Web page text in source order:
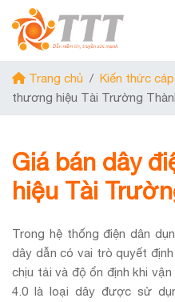
Trang chủ / Kiến thức
thương hiệu Tài Trường
Giá bán dây
hiệu Tài
Trong hệ thống điện dân
dây dẫn có vai trò quyết
chịu tải và độ ổn định khi vận
4.0 là loại dây được sử